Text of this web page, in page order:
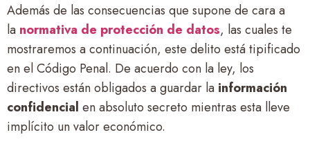
Además de las consecuencias que supone de cara a
la normativa de protección de datos, las cuales te
mostraremos a continuación, este delito está tipificado
en el Código Penal. De acuerdo con la ley, los
directivos están obligados a guardar la información
confidencial en absoluto secreto mientras esta lleve
implícito un valor económico.